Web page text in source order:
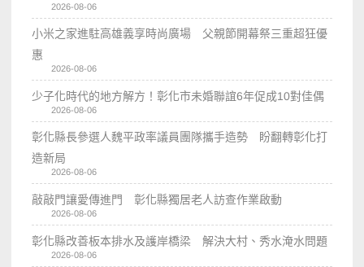
2026-08-06
小米之家進駐高雄義享時尚廣場 父親節開幕祭三重超狂優
惠
2026-08-06
少子化時代的地方解方！彰化市未婚聯誼6年促成10對佳偶
2026-08-06
彰化縣長參選人魏平政率議員團隊攜手造勢 盼翻轉彰化打
造新局
2026-08-06
敲敲門讓愛傳進門 彰化縣獨居老人訪查作業啟動
2026-08-06
彰化縣改善板本排水及護岸橋梁 解決大村、秀水淹水問題
2026-08-06